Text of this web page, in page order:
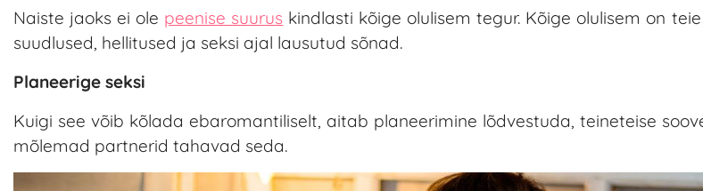
Naiste jaoks ei ole peenise suurus kindlasti kõige olulisem tegur. Kõige olulisem on
suudlused, hellitused ja seksi ajal lausutud sõnad.
Planeerige seksi
Kuigi see võib kõlada ebaromantiliselt, aitab planeerimine lõdvestuda, teineteise
mõlemad partnerid tahavad seda.